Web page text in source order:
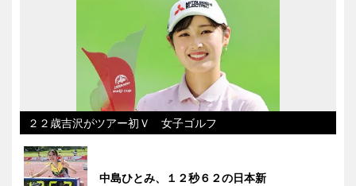
２２歳吉沢がツアー初Ｖ 女子ゴルフ
中島ひとみ、１２秒６２の日本新